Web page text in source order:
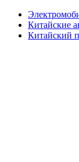
Китайские
Китайский